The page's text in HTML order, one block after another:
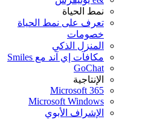
نمط الحياة
تعرف على نمط الحياة
المنزل الذكي
مكافآت إي آند مع Smiles
GoChat
الإنتاجية
Microsoft 365
Microsoft Windows
الإشراف الأبوي